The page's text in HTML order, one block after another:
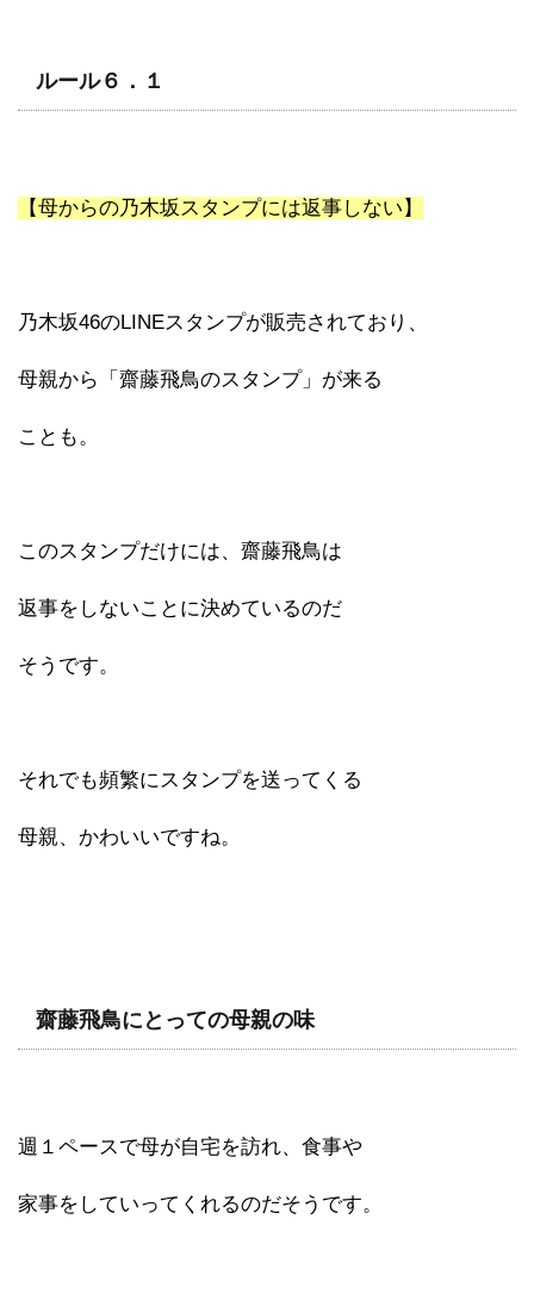
ルール６．１
【母からの乃木坂スタンプには返事しない】
乃木坂46のLINEスタンプが販売されており、
母親から「齋藤飛鳥のスタンプ」が来る
ことも。
このスタンプだけには、齋藤飛鳥は
返事をしないことに決めているのだ
そうです。
それでも頻繁にスタンプを送ってくる
母親、かわいいですね。
齋藤飛鳥にとっての母親の味
週１ペースで母が自宅を訪れ、食事や
家事をしていってくれるのだそうです。